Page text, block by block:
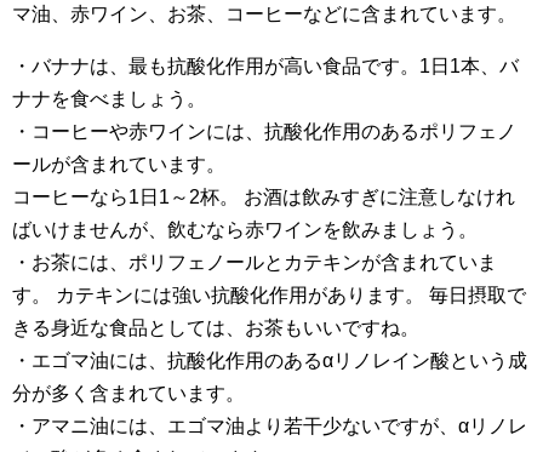
マ油、赤ワイン、お茶、コーヒーなどに含まれています。
・バナナは、最も抗酸化作用が高い食品です。1日1本、バ
ナナを食べましょう。
・コーヒーや赤ワインには、抗酸化作用のあるポリフェノ
ールが含まれています。
コーヒーなら1日1～2杯。 お酒は飲みすぎに注意しなけれ
ばいけませんが、飲むなら赤ワインを飲みましょう。
・お茶には、ポリフェノールとカテキンが含まれていま
す。 カテキンには強い抗酸化作用があります。 毎日摂取で
きる身近な食品としては、お茶もいいですね。
・エゴマ油には、抗酸化作用のあるαリノレイン酸という成
分が多く含まれています。
・アマニ油には、エゴマ油より若干少ないですが、αリノレ